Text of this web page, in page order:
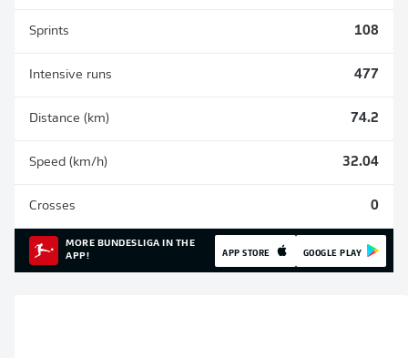
Sprints 108
Intensive runs 477
Distance (km) 74.2
Speed (km/h) 32.04
Crosses 0
MORE BUNDESLIGA IN THE
APP!
APP STORE GOOGLE PLAY